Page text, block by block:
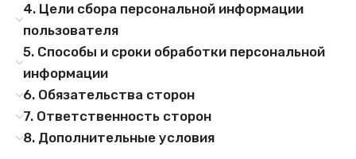
4. Цели сбора персональной информации
пользователя
5. Способы и сроки обработки персональной
информации
6. Обязательства сторон
7. Ответственность сторон
8. Дополнительные условия